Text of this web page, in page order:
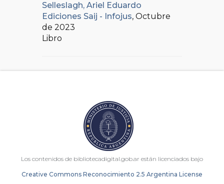
Selleslagh, Ariel Eduardo
Ediciones Saij - Infojus, Octubre
de 2023
Libro
Los contenidos de bibliotecadigital.gob.ar están licenciados bajo
Creative Commons Reconocimiento 2.5 Argentina License